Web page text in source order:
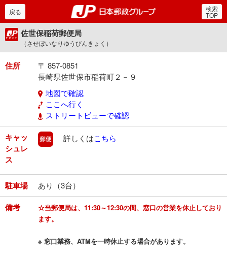
郵便局・日本郵政グルー
戻る 検索
TOP
佐世保稲荷郵便局
（させぼいなりゆうびんきょく）
住所
〒 857-0851
長崎県佐世保市稲荷町２－９
地図で確認
ここへ行く
ストリートビューで確認
キャッ
シュレ
ス
郵便
詳しくはこちら
駐車場 あり（3台）
備考
☆当郵便局は、11:30～12:30の間、窓口の営業を休止しており
ます。
※ 窓口業務、ATMを一時休止する場合があります。